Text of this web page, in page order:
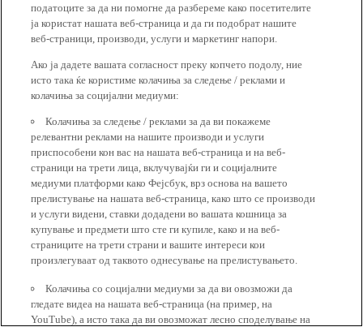
податоците за да ни помогне да разбереме како посетителите
ја користат нашата веб-страница и да ги подобрат нашите
веб-страници, производи, услуги и маркетинг напори.
Ако ја дадете вашата согласност преку копчето подолу, ние
исто така ќе користиме колачиња за следење / реклами и
колачиња за социјални медиуми:
Колачиња за следење / реклами за да ви покажеме
релевантни реклами на нашите производи и услуги
приспособени кон вас на нашата веб-страница и на веб-
страници на трети лица, вклучувајќи ги и социјалните
медиуми платформи како Фејсбук, врз основа на вашето
прелистување на нашата веб-страница, како што се производи
и услуги видени, ставки додадени во вашата кошница за
купување и предмети што сте ги купиле, како и на веб-
страниците на трети страни и вашите интереси кои
произлегуваат од таквото однесување на прелистувањето.
Колачиња со социјални медиуми за да ви овозможи да
гледате видеа на нашата веб-страница (на пример, на
YouTube), а исто така да ви овозможат лесно споделување на